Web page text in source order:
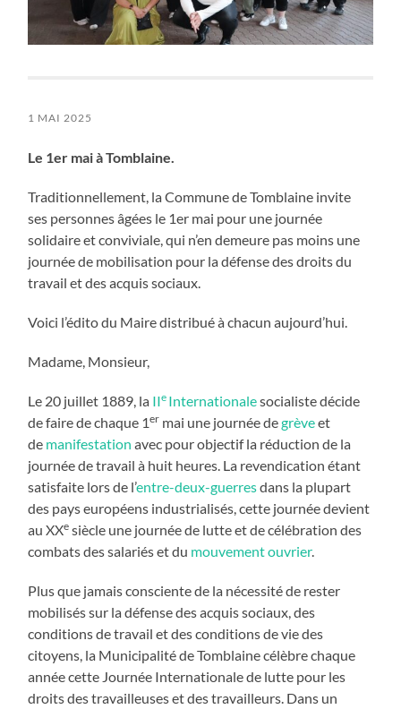
1 MAI 2025
Le 1er mai à Tomblaine.
Traditionnellement, la Commune de Tomblaine invite
ses personnes âgées le 1er mai pour une journée
solidaire et conviviale, qui n’en demeure pas moins une
journée de mobilisation pour la défense des droits du
travail et des acquis sociaux.
Voici l’édito du Maire distribué à chacun aujourd’hui.
Madame, Monsieur,
Le 20 juillet 1889, la IIe Internationalesocialiste décide
de faire de chaque 1er mai une journée degrèveet
de manifestation avec pour objectif la réduction de la
journée de travail à huit heures. La revendication étant
satisfaite lors de l’entre-deux-guerresdans la plupart
des pays européens industrialisés, cette journée devient
au XXe siècle une journée de lutte et de célébration des
combats des salariés et du mouvement ouvrier.
Plus que jamais consciente de la nécessité de rester
mobilisés sur la défense des acquis sociaux, des
conditions de travail et des conditions de vie des
citoyens, la Municipalité de Tomblaine célèbre chaque
année cette Journée Internationale de lutte pour les
droits des travailleuses et des travailleurs. Dans un